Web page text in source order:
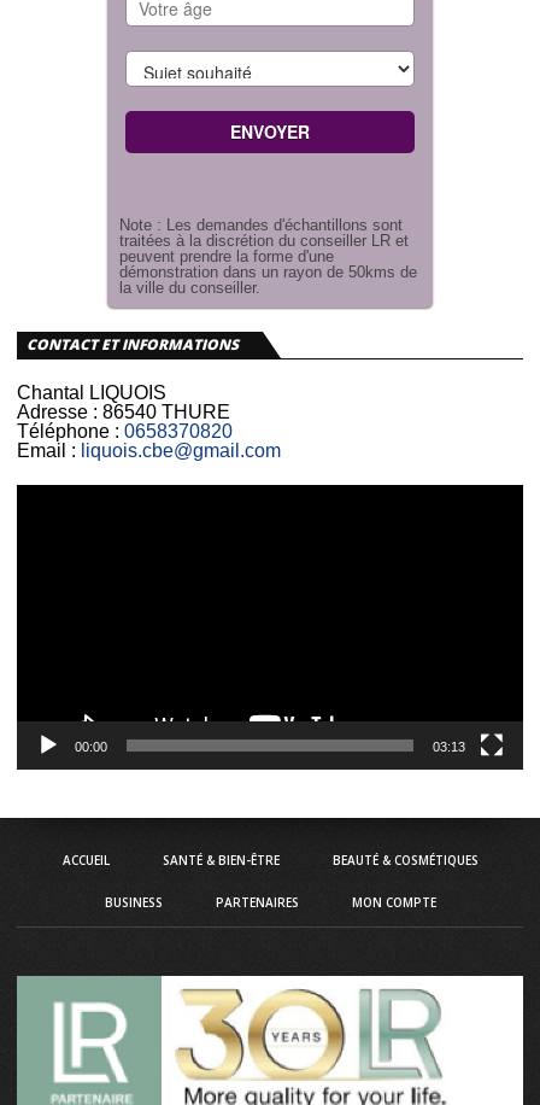
Note : Les demandes d'échantillons sont
traitées à la discrétion du conseiller LR et
peuvent prendre la forme d'une
démonstration dans un rayon de 50kms de
la ville du conseiller.
CONTACT ET INFORMATIONS
Chantal LIQUOIS
Adresse : 86540 THURE
Téléphone : 0658370820
Email : liquois.cbe@gmail.com
00:00 03:13
ACCUEIL SANTÉ & BIEN-ÊTRE BEAUTÉ & COSMÉTIQUES
BUSINESS PARTENAIRES MON COMPTE